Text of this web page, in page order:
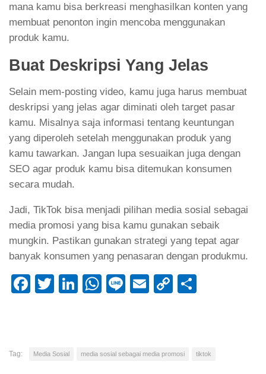
mana kamu bisa berkreasi menghasilkan konten yang
membuat penonton ingin mencoba menggunakan
produk kamu.
Buat Deskripsi Yang Jelas
Selain mem-posting video, kamu juga harus membuat
deskripsi yang jelas agar diminati oleh target pasar
kamu. Misalnya saja informasi tentang keuntungan
yang diperoleh setelah menggunakan produk yang
kamu tawarkan. Jangan lupa sesuaikan juga dengan
SEO agar produk kamu bisa ditemukan konsumen
secara mudah.
Jadi, TikTok bisa menjadi pilihan media sosial sebagai
media promosi yang bisa kamu gunakan sebaik
mungkin. Pastikan gunakan strategi yang tepat agar
banyak konsumen yang penasaran dengan produkmu.
Facebook
TwitterLinkedIn
WhatsApp
LineEmailCopy
Tag: Media Sosial media sosial sebagai media promosi tiktok